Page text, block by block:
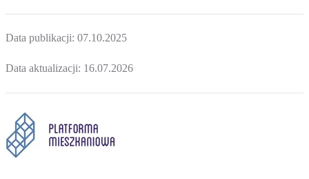
Data publikacji: 07.10.2025
Data aktualizacji: 16.07.2026